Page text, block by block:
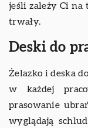
jeśli zależy Ci na
trwały.
Deski do
Żelazko i deska
w każdej
prasowanie
wyglądają